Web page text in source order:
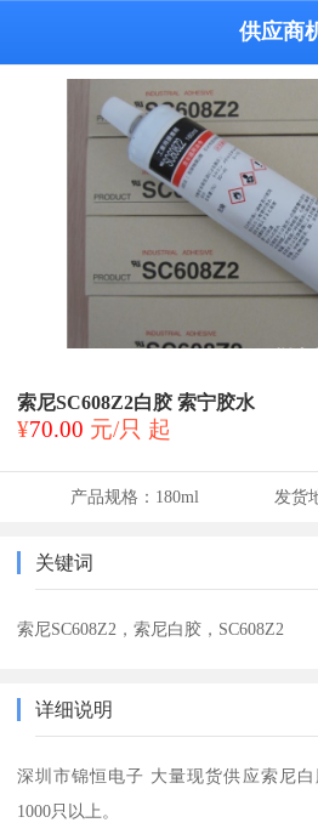
供应商
索尼SC608Z2白胶 索宁胶水
¥70.00 元/只 起
产品规格： 180ml 发货
关键词
索尼SC608Z2，索尼白胶，SC608Z2
详细说明
深圳市锦恒电子 大量现货供应索尼白
1000只以上。